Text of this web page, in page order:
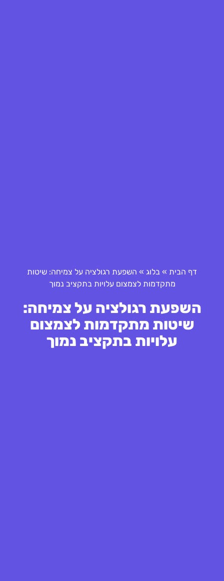
דף הבית » בלוג » השפעת רגולציה על צמיחה: שיטות
מתקדמות לצמצום עלויות בתקציב נמוך
השפעת רגולציה על צמיחה:
שיטות מתקדמות לצמצום
עלויות בתקציב נמוך